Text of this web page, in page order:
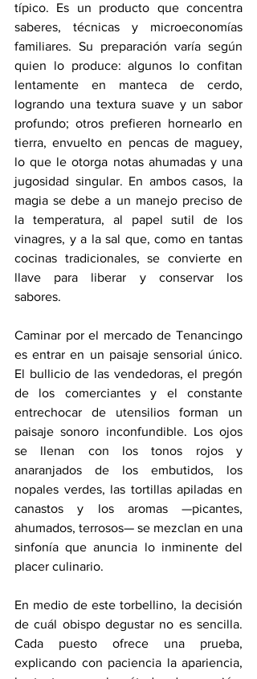
típico. Es un producto que concentra
saberes, técnicas y microeconomías
familiares. Su preparación varía según
quien lo produce: algunos lo confitan
lentamente en manteca de cerdo,
logrando una textura suave y un sabor
profundo; otros prefieren hornearlo en
tierra, envuelto en pencas de maguey,
lo que le otorga notas ahumadas y una
jugosidad singular. En ambos casos, la
magia se debe a un manejo preciso de
la temperatura, al papel sutil de los
vinagres, y a la sal que, como en tantas
cocinas tradicionales, se convierte en
llave para liberar y conservar los
sabores.
Caminar por el mercado de Tenancingo
es entrar en un paisaje sensorial único.
El bullicio de las vendedoras, el pregón
de los comerciantes y el constante
entrechocar de utensilios forman un
paisaje sonoro inconfundible. Los ojos
se llenan con los tonos rojos y
anaranjados de los embutidos, los
nopales verdes, las tortillas apiladas en
canastos y los aromas —picantes,
ahumados, terrosos— se mezclan en una
sinfonía que anuncia lo inminente del
placer culinario.
En medio de este torbellino, la decisión
de cuál obispo degustar no es sencilla.
Cada puesto ofrece una prueba,
explicando con paciencia la apariencia,